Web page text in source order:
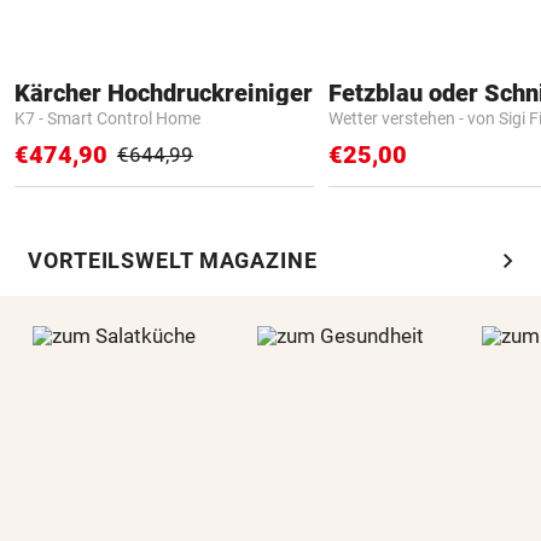
Kärcher Hochdruckreiniger
K7 - Smart Control Home
€474,90 €644,99
Fetzblau oder
Wetter verstehen - von Sigi
€25,00
VORTEILSWELT MAGAZINE chevron_right